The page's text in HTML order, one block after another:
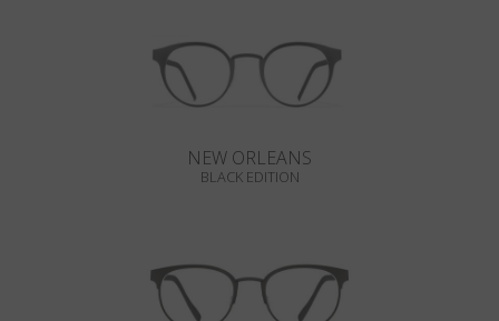
NEW ORLEANS
BLACK EDITION